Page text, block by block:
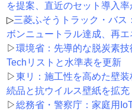
を提案、直近のセット導入率
▷三菱ふそうトラック・バス
ボンニュートラル達成、再
▷環境省：先導的な脱炭素
Techリストと水準表を更新
▷東リ：施工性を高めた壁
続品と抗ウイルス壁紙を拡充
▷総務省・警察庁：家庭用